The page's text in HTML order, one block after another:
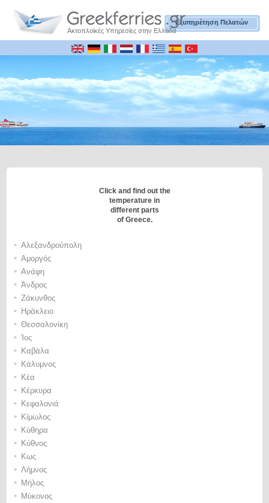
Ακτοπλοϊκές Υπηρεσίες στην Ελλάδα
Εξυπηρέτηση Πελατών
Click and find out the
temperature in
different parts
of Greece.
• Αλεξανδρούπολη
• Αμοργός
• Ανάφη
• Άνδρος
• Ζάκυνθος
• Ηράκλειο
• Θεσσαλονίκη
• Ίος
• Καβάλα
• Κάλυμνος
• Κέα
• Κέρκυρα
• Κεφαλονιά
• Κίμωλος
• Κύθηρα
• Κύθνος
• Κως
• Λήμνος
• Μήλος
• Μύκονος